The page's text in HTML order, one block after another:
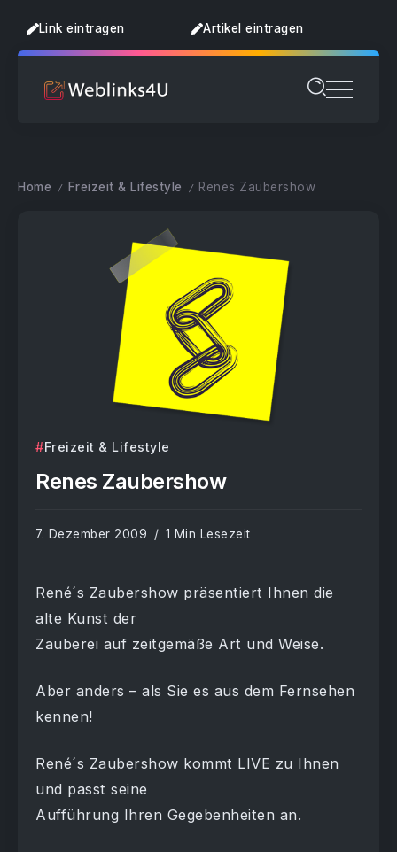
Link eintragen Artikel eintragen
Home / Freizeit & Lifestyle / Renes Zaubershow
Freizeit & Lifestyle
Renes Zaubershow
7. Dezember 2009 1 Min Lesezeit
René´s Zaubershow präsentiert Ihnen die
alte Kunst der
Zauberei auf zeitgemäße Art und Weise.
Aber anders – als Sie es aus dem Fernsehen
kennen!
René´s Zaubershow kommt LIVE zu Ihnen
und passt seine
Aufführung Ihren Gegebenheiten an.